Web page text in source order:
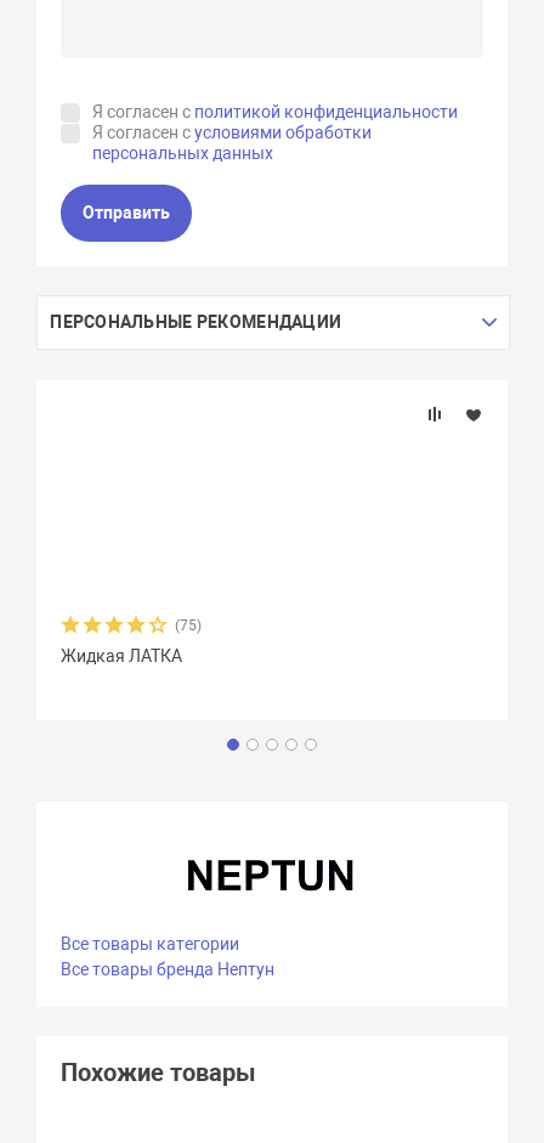
Я согласен с политикой конфиденциальности
Я согласен сусловиями обработки
персональных данных
Отправить
ПЕРСОНАЛЬНЫЕ РЕКОМЕНДАЦИИ
(75)
Жидкая ЛАТКА
Все товары категории
Все товары бренда Нептун
Похожие товары